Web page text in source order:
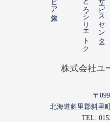
株式会社ユ
〒
北海道斜里郡斜里
TEL: